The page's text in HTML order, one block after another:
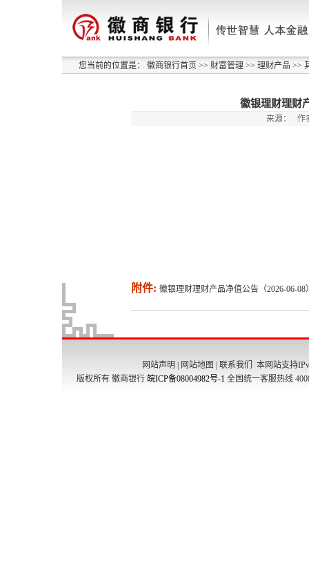
您当前的位置是： 徽商银行首页 >> 财富管理 >> 理财产品 >>
徽银理财理财
来源： 作
附件: 徽银理财理财产品净值公告（2026-06-08
网站声明 网站地图 联系我们
本网站支持
版权所有 徽商银行 皖ICP备08004982号-1 全国统一客服热线